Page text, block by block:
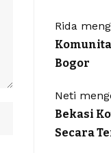
Rida
Bogor
Neti
Bekasi
Secara